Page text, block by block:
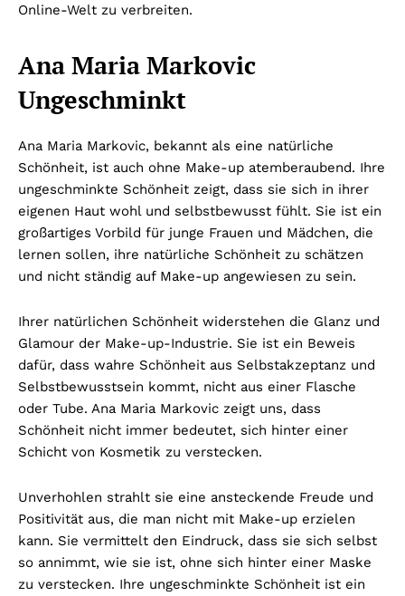
Online-Welt zu verbreiten.
Ana Maria Markovic
Ungeschminkt
Ana Maria Markovic, bekannt als eine natürliche
Schönheit, ist auch ohne Make-up atemberaubend. Ihre
ungeschminkte Schönheit zeigt, dass sie sich in ihrer
eigenen Haut wohl und selbstbewusst fühlt. Sie ist ein
großartiges Vorbild für junge Frauen und Mädchen, die
lernen sollen, ihre natürliche Schönheit zu schätzen
und nicht ständig auf Make-up angewiesen zu sein.
Ihrer natürlichen Schönheit widerstehen die Glanz und
Glamour der Make-up-Industrie. Sie ist ein Beweis
dafür, dass wahre Schönheit aus Selbstakzeptanz und
Selbstbewusstsein kommt, nicht aus einer Flasche
oder Tube. Ana Maria Markovic zeigt uns, dass
Schönheit nicht immer bedeutet, sich hinter einer
Schicht von Kosmetik zu verstecken.
Unverhohlen strahlt sie eine ansteckende Freude und
Positivität aus, die man nicht mit Make-up erzielen
kann. Sie vermittelt den Eindruck, dass sie sich selbst
so annimmt, wie sie ist, ohne sich hinter einer Maske
zu verstecken. Ihre ungeschminkte Schönheit ist ein